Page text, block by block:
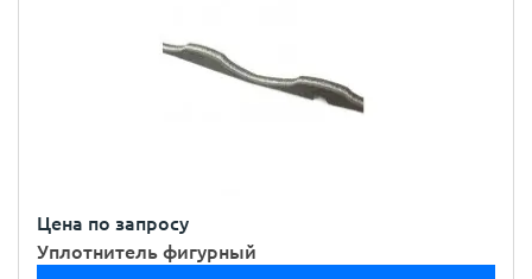
Цена по запросу
Уплотнитель фигурный